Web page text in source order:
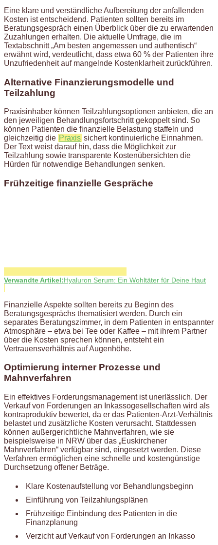
Eine klare und verständliche Aufbereitung der anfallenden
Kosten ist entscheidend. Patienten sollten bereits im
Beratungsgespräch einen Überblick über die zu erwartenden
Zuzahlungen erhalten. Die aktuelle Umfrage, die im
Textabschnitt „Am besten angemessen und authentisch“
erwähnt wird, verdeutlicht, dass etwa 60 % der Patienten ihre
Unzufriedenheit auf mangelnde Kostenklarheit zurückführen.
Alternative Finanzierungsmodelle und
Teilzahlung
Praxisinhaber können Teilzahlungsoptionen anbieten, die an
den jeweiligen Behandlungsfortschritt gekoppelt sind. So
können Patienten die finanzielle Belastung staffeln und
gleichzeitig die Praxis sichert kontinuierliche Einnahmen.
Der Text weist darauf hin, dass die Möglichkeit zur
Teilzahlung sowie transparente Kostenübersichten die
Hürden für notwendige Behandlungen senken.
Frühzeitige finanzielle Gespräche
Verwandte Artikel:Hyaluron Serum: Ein Wohltäter für Deine Haut
Finanzielle Aspekte sollten bereits zu Beginn des
Beratungsgesprächs thematisiert werden. Durch ein
separates Beratungszimmer, in dem Patienten in entspannter
Atmosphäre – etwa bei Tee oder Kaffee – mit ihrem Partner
über die Kosten sprechen können, entsteht ein
Vertrauensverhältnis auf Augenhöhe.
Optimierung interner Prozesse und
Mahnverfahren
Ein effektives Forderungsmanagement ist unerlässlich. Der
Verkauf von Forderungen an Inkassogesellschaften wird als
kontraproduktiv bewertet, da er das Patienten-Arzt-Verhältnis
belastet und zusätzliche Kosten verursacht. Stattdessen
können außergerichtliche Mahnverfahren, wie sie
beispielsweise in NRW über das „Euskirchener
Mahnverfahren“ verfügbar sind, eingesetzt werden. Diese
Verfahren ermöglichen eine schnelle und kostengünstige
Durchsetzung offener Beträge.
Klare Kostenaufstellung vor Behandlungsbeginn
Einführung von Teilzahlungsplänen
Frühzeitige Einbindung des Patienten in die
Finanzplanung
Verzicht auf Verkauf von Forderungen an Inkasso